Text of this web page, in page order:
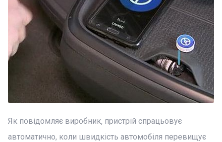
Як повідомляє виробник, пристрій спрацьовує
автоматично, коли швидкість автомобіля перевищує